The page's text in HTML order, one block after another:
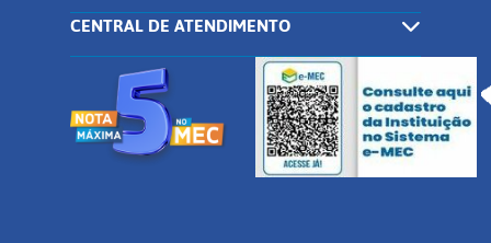
CENTRAL DE ATENDIMENTO